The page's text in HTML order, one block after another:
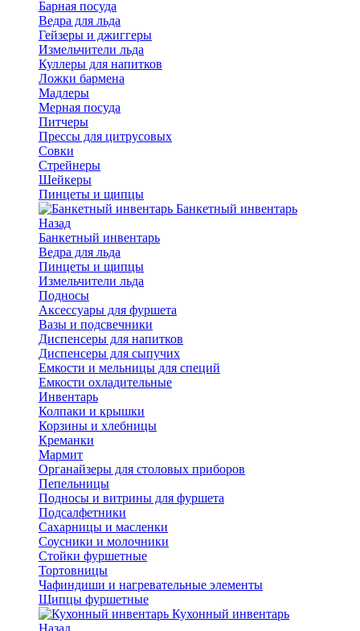
Барная посуда
Ведра для льда
Гейзеры и джиггеры
Измельчители льда
Куллеры для напитков
Ложки бармена
Мадлеры
Мерная посуда
Питчеры
Прессы для цитрусовых
Совки
Стрейнеры
Шейкеры
Пинцеты и щипцы
Банкетный инвентарь
Назад
Банкетный инвентарь
Ведра для льда
Пинцеты и щипцы
Измельчители льда
Подносы
Аксессуары для фуршета
Вазы и подсвечники
Диспенсеры для напитков
Диспенсеры для сыпучих
Емкости и мельницы для специй
Емкости охладительные
Инвентарь
Колпаки и крышки
Корзины и хлебницы
Креманки
Мармит
Органайзеры для столовых приборов
Пепельницы
Подносы и витрины для фуршета
Подсалфетники
Сахарницы и масленки
Соусники и молочники
Стойки фуршетные
Тортовницы
Чафиндиши и нагревательные элементы
Щипцы фуршетные
Кухонный инвентарь
Назад